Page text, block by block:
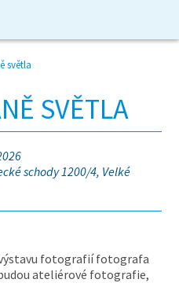
světla
SVĚTLA
schody 1200/4, Velké
fotografií fotografa
ateliérové fotografie,